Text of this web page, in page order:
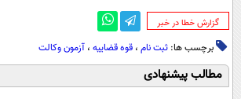
‌گزارش خطا در خبر
برچسب ها: ثبت نام ، قوه قضاییه ، آزمون وکالت
مطالب پیشنهادی